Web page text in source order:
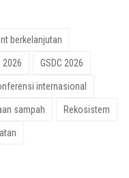
berkelanjutan
2026 GSDC 2026
internasional
sampah Rekosistem